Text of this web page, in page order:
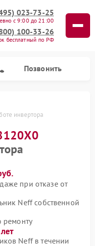
023-73-25
с 9:00 до 21:00
100-33-26
бесплатный по РФ
Позвонить
инвертора
даже при отказе от
Neff собственной
ремонту
Neff в течении